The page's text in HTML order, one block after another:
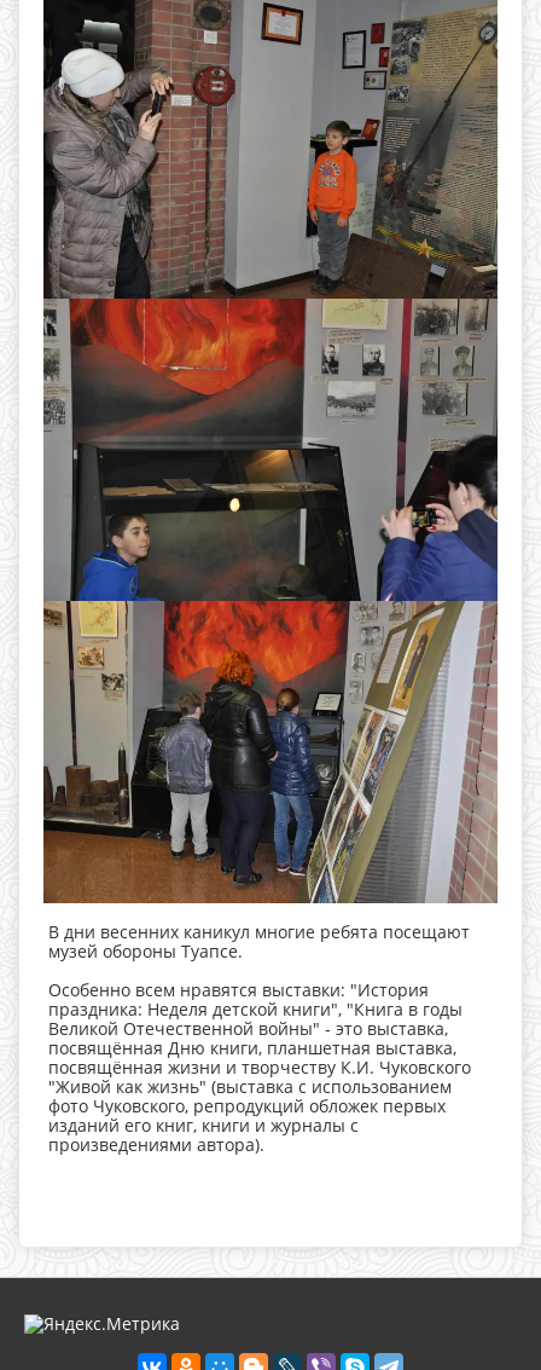
В дни весенних каникул многие ребята посещают
музей обороны Туапсе.
Особенно всем нравятся выставки: "История
праздника: Неделя детской книги", "Книга в годы
Великой Отечественной войны" - это выставка,
посвящённая Дню книги, планшетная выставка,
посвящённая жизни и творчеству К.И. Чуковского
"Живой как жизнь" (выставка с использованием
фото Чуковского, репродукций обложек первых
изданий его книг, книги и журналы с
произведениями автора).